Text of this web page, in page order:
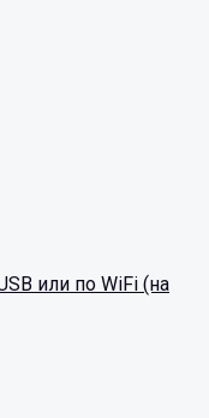
или по WiFi (на